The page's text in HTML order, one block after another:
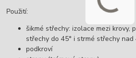
Použití:
šikmé střechy: izolace mezi krovy,
střechy do 45° i strmé střechy
podkroví